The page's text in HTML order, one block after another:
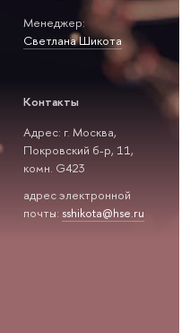
Менеджер:
Светлана Шикота
Контакты
Адрес: г. Москва,
Покровский б-р, 11,
комн. G423
адрес электронной
почты: sshikota@hse.ru